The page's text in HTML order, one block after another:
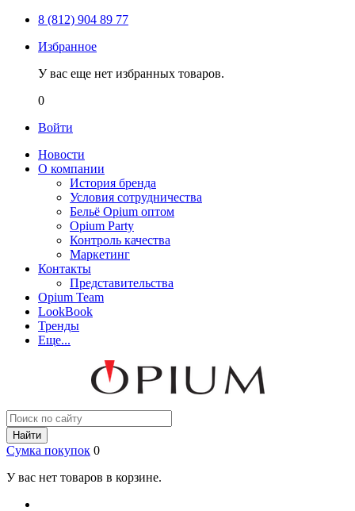
8 (812) 904 89 77
Избранное
У вас еще нет избранных товаров.
0
Войти
Новости
О компании
История бренда
Условия сотрудничества
Бельё Opium оптом
Opium Party
Контроль качества
Маркетинг
Контакты
Представительства
Opium Team
LookBook
Тренды
Еще...
Найти
Сумка покупок 0
У вас нет товаров в корзине.